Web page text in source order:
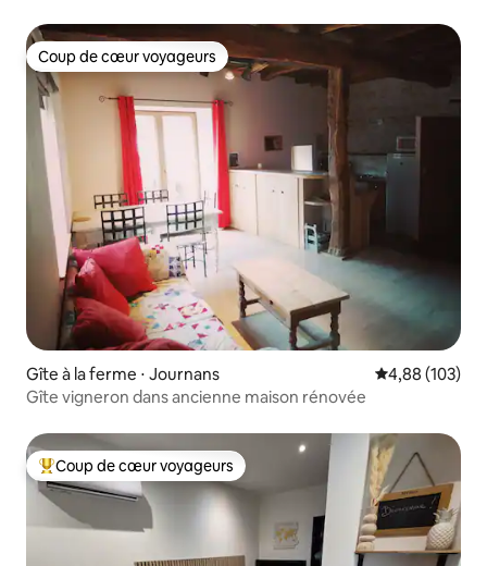
Coup de cœur voyageurs
Coup de cœur voyageurs
Gîte à la ferme ⋅ Journans Évaluation
4,88 (103)
Gîte vigneron dans ancienne maison rénovée
Coups de cœur voyageurs les plus appréciés
Coup de cœur voyageurs